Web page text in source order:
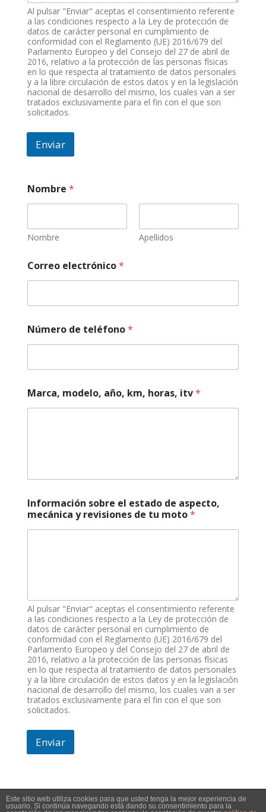
Al pulsar "Enviar" aceptas el consentimiento referente
a las condiciones respecto a la Ley de protección de
datos de carácter personal en cumplimiento de
conformidad con el Reglamento (UE) 2016/679 del
Parlamento Europeo y del Consejo del 27 de abril de
2016, relativo a la protección de las personas físicas
en lo que respecta al tratamiento de datos personales
y a la libre circulación de estos datos y en la legislación
nacional de desarrollo del mismo, los cuales van a ser
tratados exclusivamente para el fin con el que son
solicitados.
Enviar
a
s
e
c
o
,
Nombre *
Nombre Apellidos
Correo electrónico*
Número de teléfono*
Marca, modelo, año, km, horas, itv*
Información sobre el estado de aspecto,
mecánica y revisiones de tu moto*
Al pulsar "Enviar" aceptas el consentimiento referente
a las condiciones respecto a la Ley de protección de
datos de carácter personal en cumplimiento de
conformidad con el Reglamento (UE) 2016/679 del
Parlamento Europeo y del Consejo del 27 de abril de
2016, relativo a la protección de las personas físicas
en lo que respecta al tratamiento de datos personales
y a la libre circulación de estos datos y en la legislación
nacional de desarrollo del mismo, los cuales van a ser
tratados exclusivamente para el fin con el que son
solicitados.
Enviar
Este sitio web utiliza cookies para que usted tenga la mejor experiencia de
usuario. Si continúa navegando está dando su consentimiento para la